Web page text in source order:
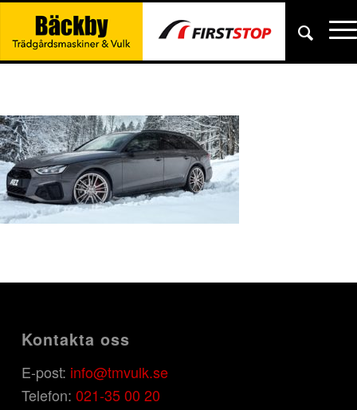
Kontakta oss
E-post: info@tmvulk.se
Telefon: 021-35 00 20